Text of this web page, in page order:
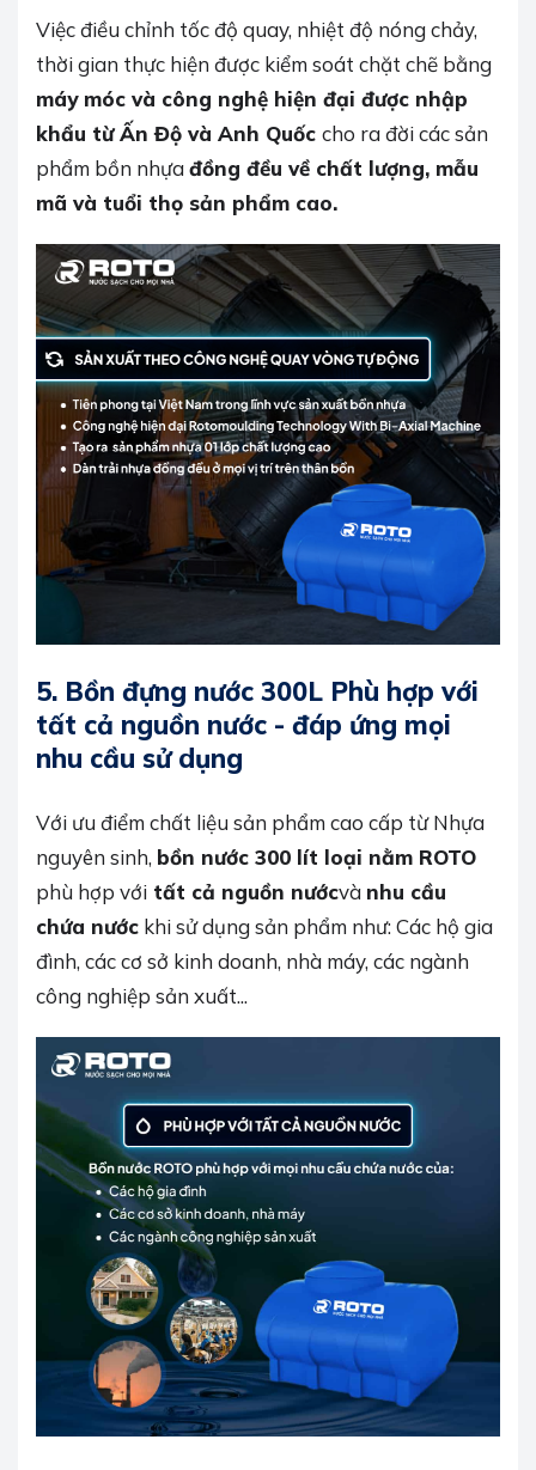
Việc điều chỉnh tốc độ quay, nhiệt độ nóng chảy,
thời gian thực hiện được kiểm soát chặt chẽ bằng
máy móc và công nghệ hiện đại được nhập
khẩu từ Ấn Độ và Anh Quốc cho ra đời các sản
phẩm bồn nhựađồng đều về chất lượng, mẫu
mã và tuổi thọ sản phẩm cao.
5. Bồn đựng nước 300L Phù hợp với
tất cả nguồn nước - đáp ứng mọi
nhu cầu sử dụng
Với ưu điểm chất liệu sản phẩm cao cấp từ Nhựa
nguyên sinh, bồn nước 300 lít loại nằm ROTO
phù hợp với tất cả nguồn nướcvà nhu cầu
chứa nước khi sử dụng sản phẩm như: Các hộ gia
đình, các cơ sở kinh doanh, nhà máy, các ngành
công nghiệp sản xuất...